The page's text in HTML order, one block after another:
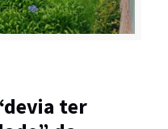
ter